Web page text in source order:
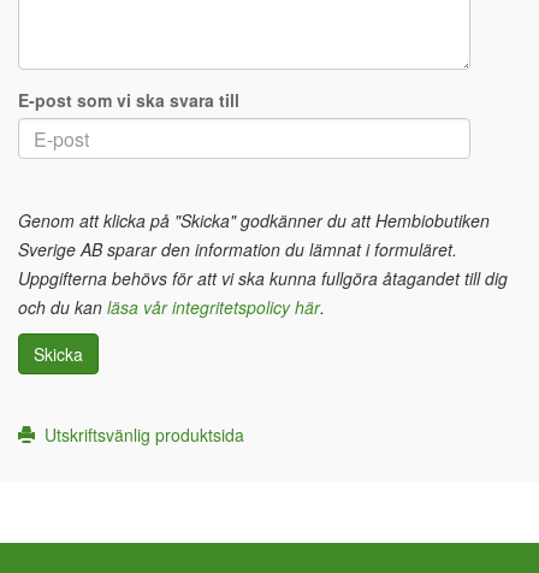
E-post som vi ska svara till
Genom att klicka på "Skicka" godkänner du att Hembiobutiken
Sverige AB sparar den information du lämnat i formuläret.
Uppgifterna behövs för att vi ska kunna fullgöra åtagandet till dig
och du kan läsa vår integritetspolicy här.
Skicka
Utskriftsvänlig produktsida